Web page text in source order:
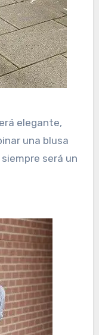
elegante,
una blusa
será un